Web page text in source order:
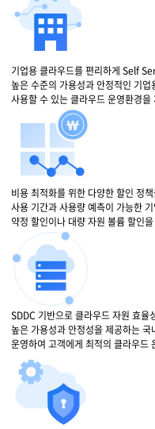
기업용 클라우드를 편리하게 Self
높은 수준의 가용성과 안정적인 기
사용할 수 있는 클라우드 운영환경을
비용 최적화를 위한 다양한 할인 정
사용 기간과 사용량 예측이 가능한
약정 할인이나 대량 자원 볼륨 할인
SDDC 기반으로 클라우드 자원 효율
높은 가용성과 안정성을 제공하는
운영하여 고객에게 최적의 클라우드